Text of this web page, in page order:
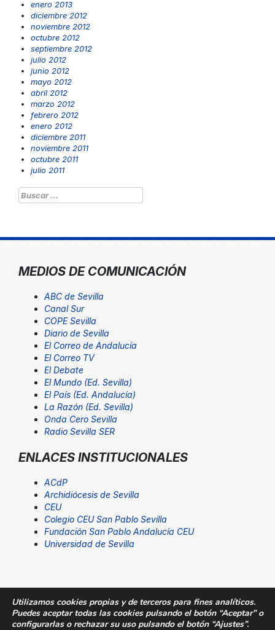
enero 2013
diciembre 2012
noviembre 2012
octubre 2012
septiembre 2012
julio 2012
junio 2012
mayo 2012
abril 2012
marzo 2012
febrero 2012
enero 2012
diciembre 2011
noviembre 2011
octubre 2011
julio 2011
Buscar:
MEDIOS DE COMUNICACIÓN
ABC de Sevilla
Canal Sur
COPE Sevilla
Diario de Sevilla
El Correo de Andalucía
El Correo TV
El Debate
El Mundo (Ed. Sevilla)
El País (Ed. Andalucía)
La Razón (Ed. Sevilla)
Onda Cero Sevilla
Radio Sevilla SER
ENLACES INSTITUCIONALES
ACdP
Archidiócesis de Sevilla
CEU
Colegio CEU San Pablo Sevilla
Fundación San Pablo Andalucía CEU
Universidad de Sevilla
© Fundación San Pablo Andalucía CEU. Todos los
Utilizamos cookies propias y de terceros para fines analíticos.
Puedes aceptar todas las cookies pulsando el botón “Aceptar” o
configurarlas o rechazar su uso pulsando el botón “Ajustes”.